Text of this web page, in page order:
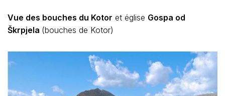
Vue des bouches du Kotor et église Gospa od
Škrpjela (bouches de Kotor)